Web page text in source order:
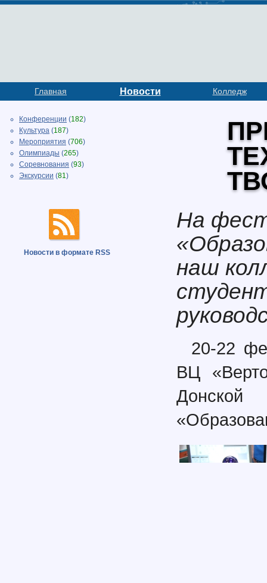
Главная Новости Колледж
Конференции (182)
Культура (187)
Мероприятия (706)
Олимпиады (265)
Соревнования (93)
Экскурсии (81)
Новости в формате RSS
На
наш
20-22
ВЦ
Донской